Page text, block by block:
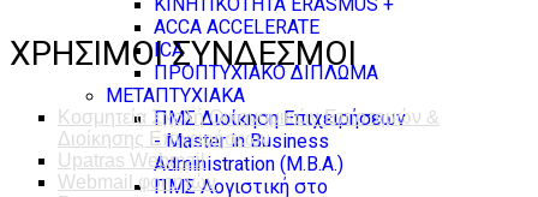
ACCA ACCELERATE
ICA
ΠΡΟΠΤΥΧΙΑΚΟ ΔΙΠΛΩΜΑ
ΜΕΤΑΠΤΥΧΙΑΚΑ
ΠΜΣ Διοίκηση Επιχειρήσεων
- Master in Business
Administration (M.B.A.)
ΠΜΣ Λογιστική στο
ΧΡΗΣΙΜΟΙ ΣΥΝΔΕΣΜΟΙ
Κοσμητεία Σχολή Οικονομικών Επιστημών &
Διοίκησης Επιχειρήσεων
Upatras Webmail
Webmail φοιτητών